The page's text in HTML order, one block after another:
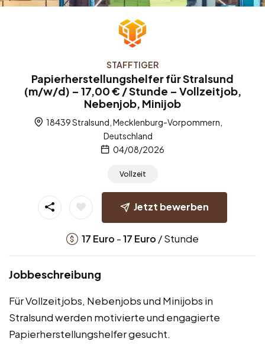
STAFFTIGER
Papierherstellungshelfer für Stralsund
(m/w/d) – 17,00 € / Stunde – Vollzeitjob,
Nebenjob, Minijob
18439 Stralsund, Mecklenburg-Vorpommern,
Deutschland
04/08/2026
Vollzeit
Jetzt bewerben
17 Euro -17 Euro / Stunde
Jobbeschreibung
Für Vollzeitjobs, Nebenjobs und Minijobs in
Stralsund werden motivierte und engagierte
Papierherstellungshelfer gesucht.